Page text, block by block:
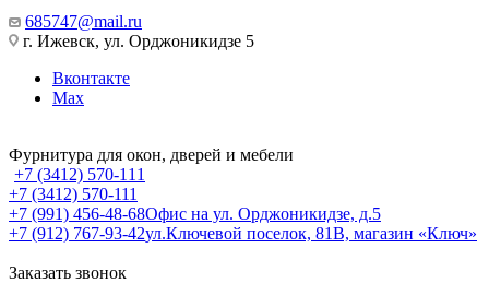
685747@mail.ru
г. Ижевск, ул. Орджоникидзе 5
Вконтакте
Max
Фурнитура для окон, дверей и мебели
+7 (3412) 570-111
+7 (3412) 570-111
+7 (991) 456-48-68Офис на ул. Орджоникидзе, д.5
+7 (912) 767-93-42ул.Ключевой поселок, 81В, магазин «Ключ»
Заказать звонок